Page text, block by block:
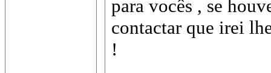
para vocês , se
contactar que irei
!